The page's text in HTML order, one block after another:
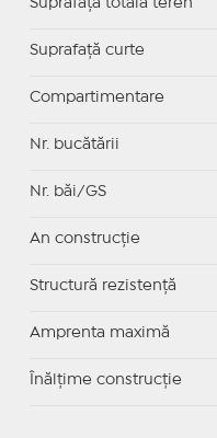
Suprafață totală teren
Suprafaţă curte
Compartimentare
Nr. bucătării
Nr. băi/GS
An construcție
Structură rezistență
Amprenta maximă
Înălțime construcție